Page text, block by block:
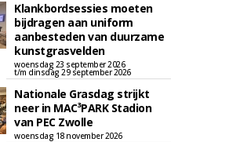
Klankbordsessies moeten
bijdragen aan uniform
aanbesteden van duurzame
kunstgrasvelden
woensdag 23 september 2026
t/m dinsdag 29 september 2026
Nationale Grasdag strijkt
neer in MAC³PARK Stadion
van PEC Zwolle
woensdag 18 november 2026